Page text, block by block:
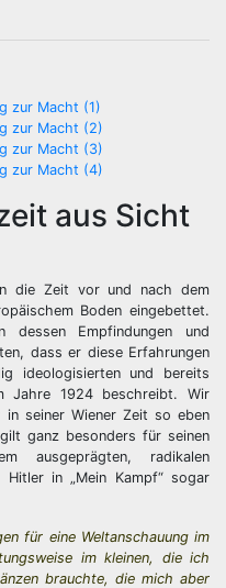
zur Macht (1)
zur Macht (2)
zur Macht (3)
zur Macht (4)
aus Sicht
die Zeit vor und nach dem
Boden eingebettet.
Empfindungen und
dass er diese Erfahrungen
ideologisierten und bereits
Jahre 1924 beschreibt. Wir
in seiner Wiener Zeit so eben
ganz besonders für seinen
ausgeprägten, radikalen
in „Mein Kampf“ sogar
für eine Weltanschauung im
im kleinen, die ich
brauchte, die mich aber